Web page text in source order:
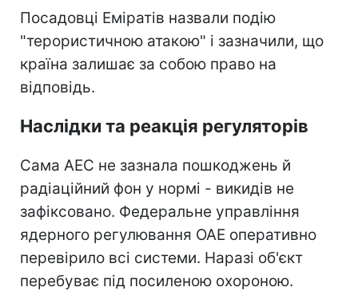
Посадовці Еміратів назвали подію
"терористичною атакою" і зазначили, що
країна залишає за собою право на
відповідь.
Наслідки та реакція регуляторів
Сама АЕС не зазнала пошкоджень й
радіаційний фон у нормі - викидів не
зафіксовано. Федеральне управління
ядерного регулювання ОАЕ оперативно
перевірило всі системи. Наразі об'єкт
перебуває під посиленою охороною.